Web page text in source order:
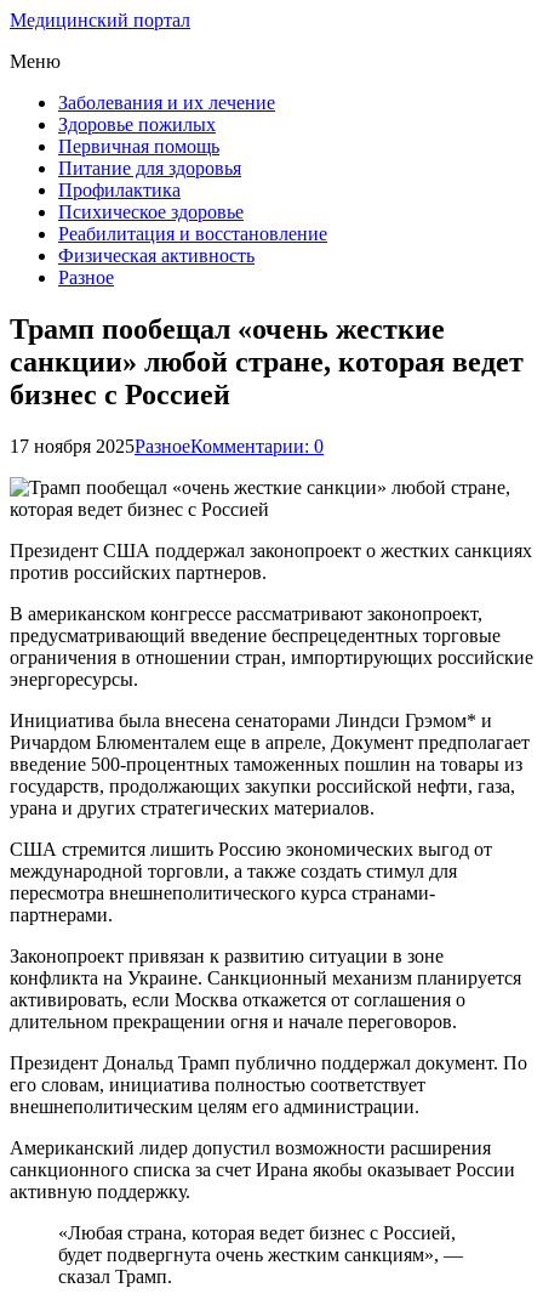
Медицинский портал
Меню
Заболевания и их лечение
Здоровье пожилых
Первичная помощь
Питание для здоровья
Профилактика
Психическое здоровье
Реабилитация и восстановление
Физическая активность
Разное
Трамп пообещал «очень жесткие
санкции» любой стране, которая ведет
бизнес с Россией
17 ноября 2025РазноеКомментарии: 0
Президент США поддержал законопроект о жестких санкциях
против российских партнеров.
В американском конгрессе рассматривают законопроект,
предусматривающий введение беспрецедентных торговые
ограничения в отношении стран, импортирующих российские
энергоресурсы.
Инициатива была внесена сенаторами Линдси Грэмом* и
Ричардом Блюменталем еще в апреле, Документ предполагает
введение 500-процентных таможенных пошлин на товары из
государств, продолжающих закупки российской нефти, газа,
урана и других стратегических материалов.
США стремится лишить Россию экономических выгод от
международной торговли, а также создать стимул для
пересмотра внешнеполитического курса странами-
партнерами.
Законопроект привязан к развитию ситуации в зоне
конфликта на Украине. Санкционный механизм планируется
активировать, если Москва откажется от соглашения о
длительном прекращении огня и начале переговоров.
Президент Дональд Трамп публично поддержал документ. По
его словам, инициатива полностью соответствует
внешнеполитическим целям его администрации.
Американский лидер допустил возможности расширения
санкционного списка за счет Ирана якобы оказывает России
активную поддержку.
«Любая страна, которая ведет бизнес с Россией,
будет подвергнута очень жестким санкциям», —
сказал Трамп.